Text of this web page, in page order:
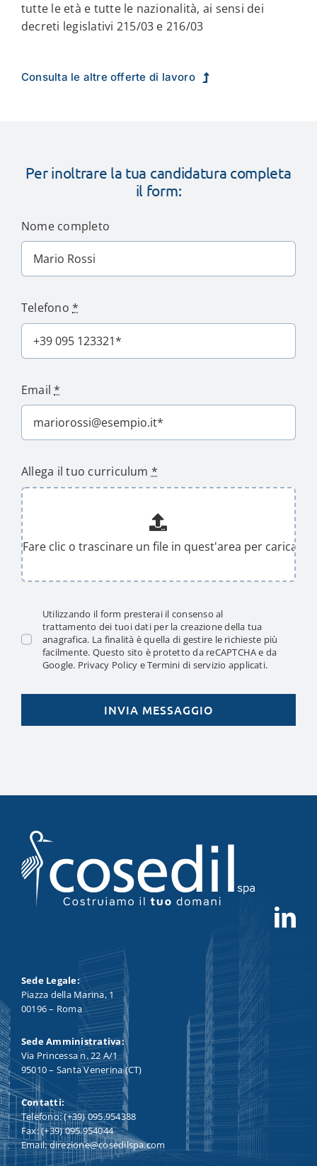
tutte le età e tutte le nazionalità, ai sensi dei
decreti legislativi 215/03 e 216/03
Consulta le altre offerte di lavoro
Per inoltrare la tua candidatura completa
il form:
Nome completo
Telefono*
Email*
Allega il tuo curriculum *
Utilizzando il form presterai il consenso al
trattamento dei tuoi datiper la creazione della tua
anagrafica. La finalità è quella di gestire le richieste più
facilmente. Questo sito è protetto da reCAPTCHA e da
Google. Privacy Policy eTermini di servizio applicati.
INVIA MESSAGGIO
Sede Legale:
Piazza della Marina, 1
00196 – Roma
Sede Amministrativa:
Via Princessa n. 22 A/1
95010 – Santa Venerina (CT)
Contatti:
Telefono: (+39) 095.954388
Fax: (+39) 095.954044
Email: direzione@cosedilspa.com